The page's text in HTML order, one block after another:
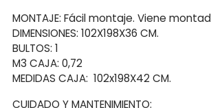
MONTAJE: Fácil montaje. Viene
DIMENSIONES: 102X198X36 CM.
BULTOS: 1
M3 CAJA: 0,72
MEDIDAS CAJA: 102x198X42 CM.
CUIDADO Y MANTENIMIENTO: